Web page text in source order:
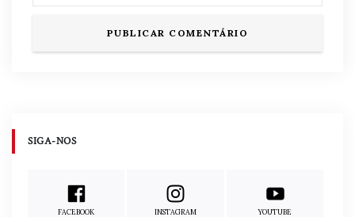
SIGA-NOS
FACEBOOK INSTAGRAM YOUTUBE